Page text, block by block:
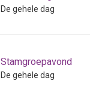
De gehele dag
Stamgroepavond
De gehele dag